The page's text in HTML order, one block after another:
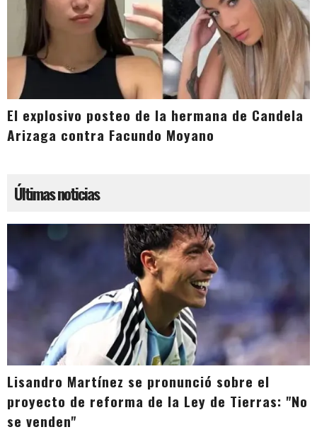
El explosivo posteo de la hermana de Candela
Arizaga contra Facundo Moyano
Últimas noticias
Lisandro Martínez se pronunció sobre el
proyecto de reforma de la Ley de Tierras: "No
se venden"